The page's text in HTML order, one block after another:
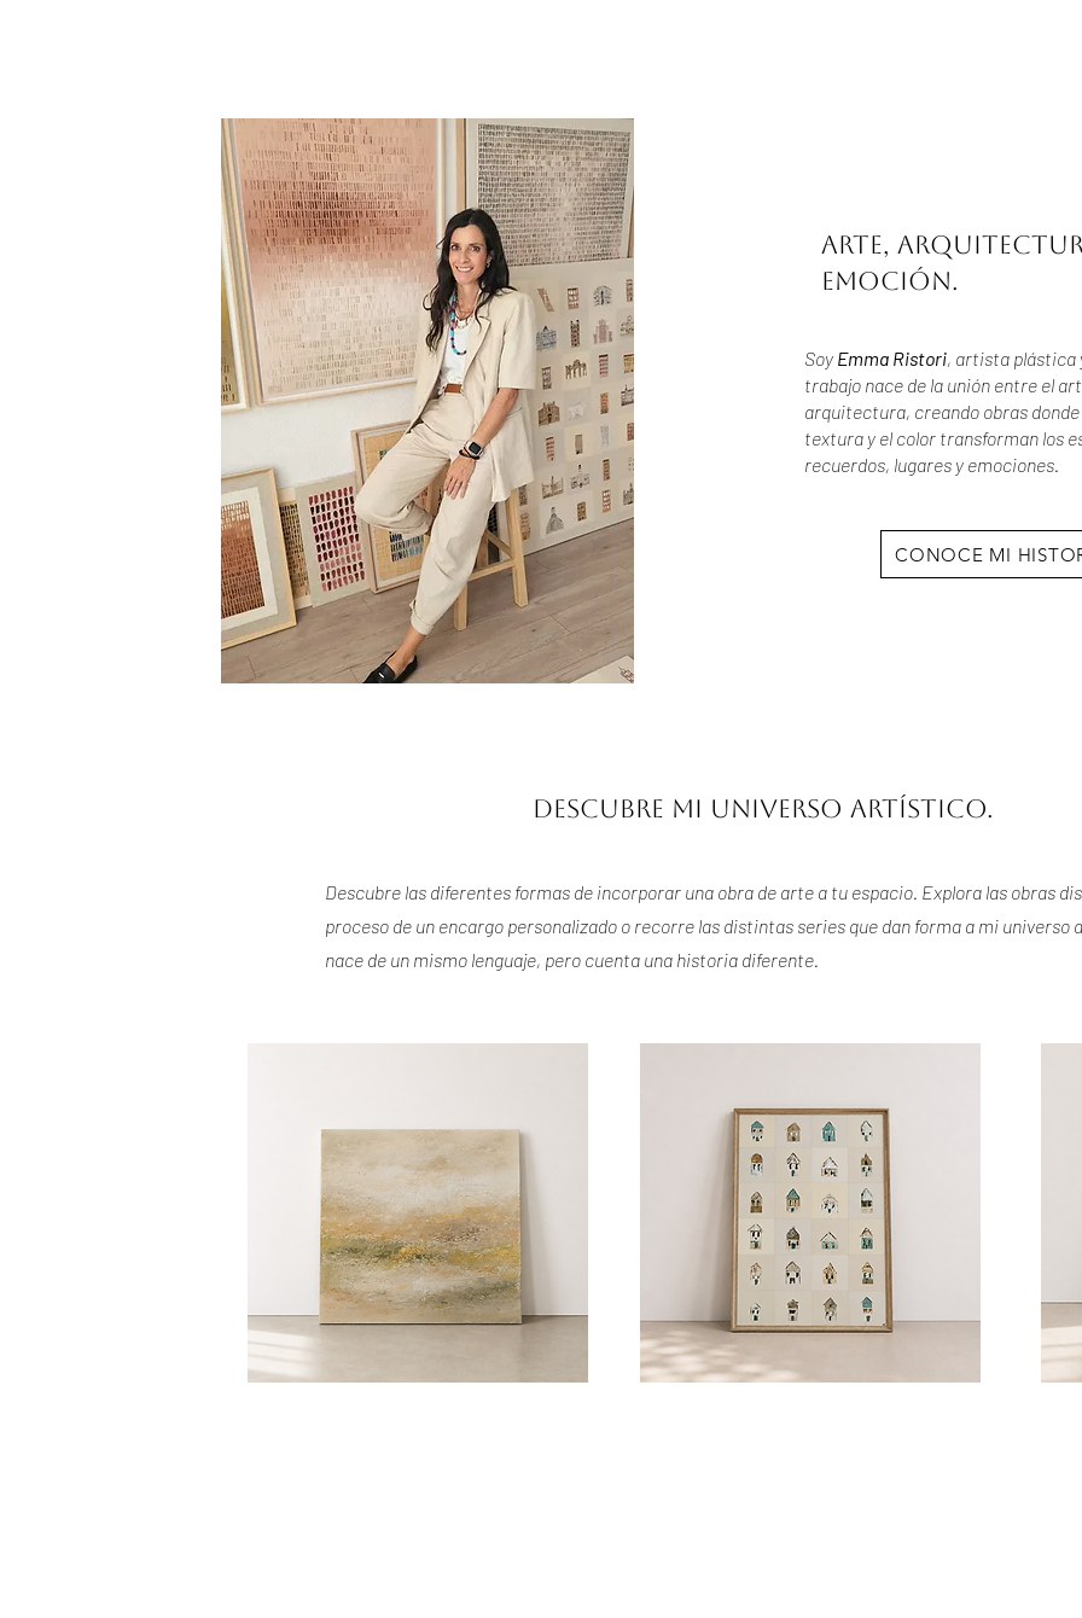
Arte,
emoción.
Soy Emma Ristori, artista plástica
trabajo nace de la unión entre el
arquitectura, creando obras
textura y el color transforman los
recuerdos, lugares y emociones.
CONOCE MI
Descubre mi universo artístico.
Descubre las diferentes formas de incorporar una obra de arte a tu espacio. Explora las obras
proceso de un encargo personalizado o recorre las distintas series que dan forma a mi universo
nace de un mismo lenguaje, pero cuenta una historia diferente.